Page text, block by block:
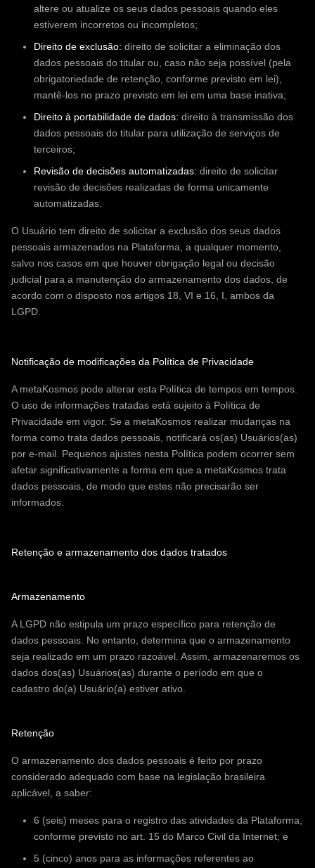
altere ou atualize os seus dados pessoais quando eles
estiverem incorretos ou incompletos;
Direito de exclusão: direito de solicitar a eliminação dos
dados pessoais do titular ou, caso não seja possível (pela
obrigatoriedade de retenção, conforme previsto em lei),
mantê-los no prazo previsto em lei em uma base inativa;
Direito à portabilidade de dados: direito à transmissão dos
dados pessoais do titular para utilização de serviços de
terceiros;
Revisão de decisões automatizadas: direito de solicitar
revisão de decisões realizadas de forma unicamente
automatizadas.
O Usuário tem direito de solicitar a exclusão dos seus dados
pessoais armazenados na Plataforma, a qualquer momento,
salvo nos casos em que houver obrigação legal ou decisão
judicial para a manutenção do armazenamento dos dados, de
acordo com o disposto nos artigos 18, VI e 16, I, ambos da
LGPD.
Notificação de modificações da Política de Privacidade
A metaKosmos pode alterar esta Política de tempos em tempos.
O uso de informações tratadas está sujeito à Política de
Privacidade em vigor. Se a metaKosmos realizar mudanças na
forma como trata dados pessoais, notificará os(as) Usuários(as)
por e-mail. Pequenos ajustes nesta Política podem ocorrer sem
afetar significativamente a forma em que a metaKosmos trata
dados pessoais, de modo que estes não precisarão ser
informados.
Retenção e armazenamento dos dados tratados
Armazenamento
A LGPD não estipula um prazo específico para retenção de
dados pessoais. No entanto, determina que o armazenamento
seja realizado em um prazo razoável. Assim, armazenaremos os
dados dos(as) Usuários(as) durante o período em que o
cadastro do(a) Usuário(a) estiver ativo.
Retenção
O armazenamento dos dados pessoais é feito por prazo
considerado adequado com base na legislação brasileira
aplicável, a saber:
6 (seis) meses para o registro das atividades da Plataforma,
conforme previsto no art. 15 do Marco Civil da Internet; e
5 (cinco) anos para as informações referentes ao